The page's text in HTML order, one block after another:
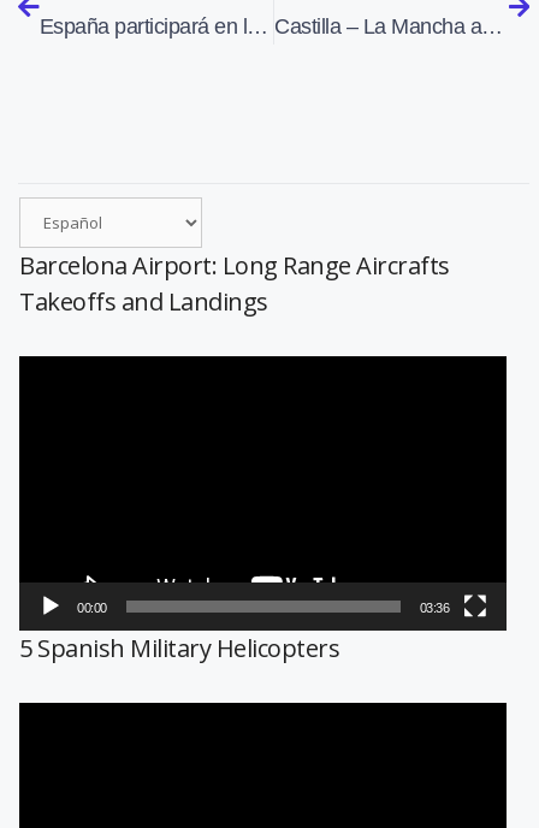
España participará en la producción en serie del misil Meteor que equipará el EF-2000 Castilla – La Mancha aprueba crear una empresa pública de gestión aeroportuaria
Barcelona Airport: Long Range Aircrafts
Takeoffs and Landings
00:00 03:36
5 Spanish Military Helicopters